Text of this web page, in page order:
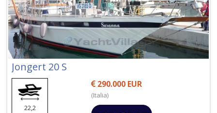
Jongert 20 S
22,2
290.000 EUR
(Italia)